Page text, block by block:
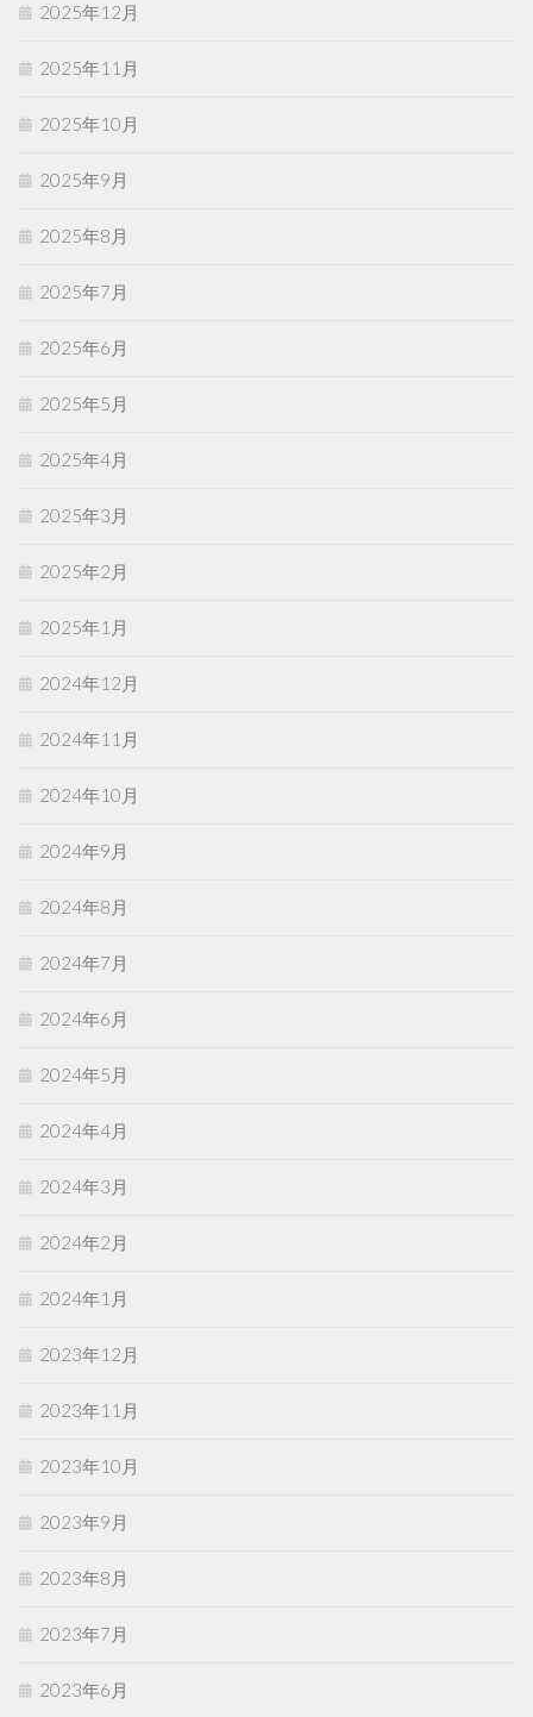
2025年12月
2025年11月
2025年10月
2025年9月
2025年8月
2025年7月
2025年6月
2025年5月
2025年4月
2025年3月
2025年2月
2025年1月
2024年12月
2024年11月
2024年10月
2024年9月
2024年8月
2024年7月
2024年6月
2024年5月
2024年4月
2024年3月
2024年2月
2024年1月
2023年12月
2023年11月
2023年10月
2023年9月
2023年8月
2023年7月
2023年6月